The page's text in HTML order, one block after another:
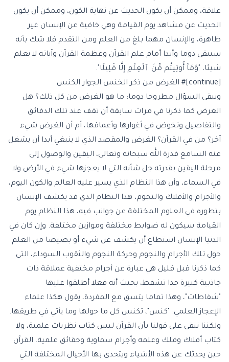
علاقة، وممكن أن يكون الحديث عن نهاية الكون، وممكن أن يكون
الحديث عن مشاهد يوم القيامة وهي خافية عن الإنسان غير
ظاهرة، والإنسان مهما بلغ من العلم ومن التقدم فلا شك بأنه
سيبقى دوما وأبدا أمام علم القرآن وعظمة القرآن وآياته لا يعلم
شيئا، "وَمَآ أُوتِيتُم مِّنَ ٱلْعِلْمِ إِلَّا قَلِيلًا".
[continue]# الغرض من ذكر الخنس الجوار الكنس
ويبقى السؤال مطروحا دوما: ما هو الغرض من كل ذلك؟ هل
الغرض كما ذكرنا في مرات سابقة أن تقف عند تلك الدقائق
والتفاصيل وتخوض في أغوارها وأعماقها، أم أن الغرض شيء
آخر؟ من في القرآن؟ الغرض والمقصد الذي لا ينبغي أبدا أن يشغل
عنه السامع قدرة الله سبحانه وتعالى، اليقين والوصول إلى
مرحلة اليقين بقدرته جل شأنه التي لا يعجزها شيء في الأرض ولا
في السماء، وأن هذا النظام الذي يسير عليه العالم والكون اليوم،
والأجرام والأفلاك والنجوم، هذا النظام الذي قد يكشف الإنسان
بتطوره في العلوم المختلفة عن جوانب فيه، هذا النظام يوم
القيامة سيكون له ضوابط مختلفة وموازين مختلفة. وإن كان في
الدنيا الإنسان استطاع أن يكشف عن شيء أو بصيصا من العلم
حول تلك الأجرام والنجوم وحركة النجوم والثقوب السوداء، التي
كما ذكرنا قبل قليل هي عبارة عن أجرام مختفية عملاقة ذات
جاذبية كبيرة جدا تشفط، بحيث أنه فعلا أطلقوا عليها
"شفاطات"، وهذا تماما يتسق مع المفردة، يقول هكذا علماء
الإعجاز العلمي: "كنس"، تكنس كل ما حولها وما يأتي في طريقها.
ولكننا نبقى على قولنا بأن القرآن ليس كتاب نظريات علمية، ولا
كتاب أفلاك وفلك وعلمه وأجرام سماوية وحقائق علمية. القرآن
حين يحدثك عن هذه الأشياء ويتحدى بها الأجيال المختلفة التي